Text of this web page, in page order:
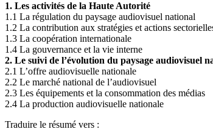
1. Les activités de la Haute Autorité
1.1 La régulation du paysage audiovisuel national
1.2 La contribution aux stratégies et actions
1.3 La coopération internationale
1.4 La gouvernance et la vie interne
2. Le suivi de l’évolution du paysage audiovisuel
2.1 L’offre audiovisuelle nationale
2.2 Le marché national de l’audiovisuel
2.3 Les équipements et la consommation des médias
2.4 La production audiovisuelle nationale
Traduire le résumé vers :